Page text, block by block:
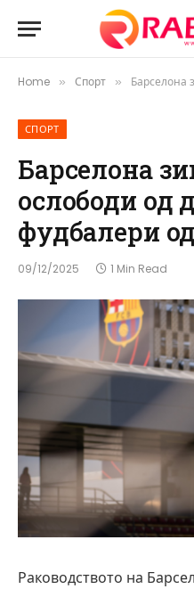
Home » Спорт » Барселона
СПОРТ
Барселона
ослободи од
фудбалери
09/12/2025 1 Min Read
Раководството на